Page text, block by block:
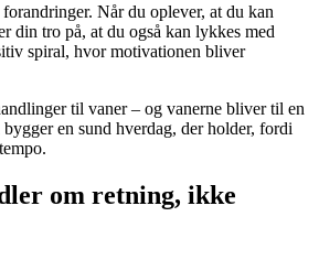
Når du oplever, at du kan
din tro på, at du også kan lykkes med
spiral, hvor motivationen bliver
til vaner – og vanerne bliver til en
en sund hverdag, der holder, fordi
om retning, ikke